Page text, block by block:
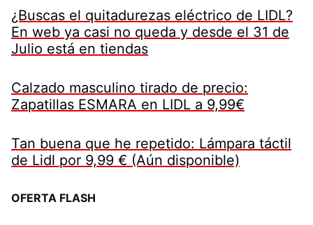
¿Buscas el quitadurezas eléctrico de LIDL?
En web ya casi no queda y desde el 31 de
Julio está en tiendas
Calzado masculino tirado de precio:
Zapatillas ESMARA en LIDL a 9,99€
Tan buena que he repetido: Lámpara táctil
de Lidl por 9,99 € (Aún disponible)
OFERTA FLASH